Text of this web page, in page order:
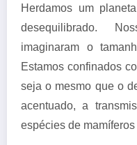
Herdamos um
desequilibrado.
imaginaram o
Estamos confinados
seja o mesmo que o
acentuado, a
espécies de